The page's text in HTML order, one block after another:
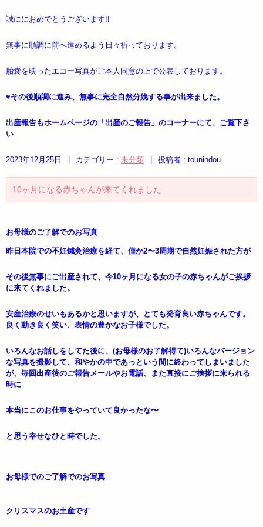
誠ににおめでとうございます!!
無事に順調に前へ進めるよう日々祈っております。
胎嚢を映ったエコー写真がご本人同意の上で公表しております。
♥️その後順調に進み、無事に完全自然分娩する事が出来ました。
出産報告もホームページの「出産のご報告」のコーナーにて、ご覧下さ
い
2023年12月25日 カテゴリー : 未分類 投稿者 : tounindou
10ヶ月になる赤ちゃんが来てくれました
お母様のご了解でのお写真
昨日本院での不妊鍼灸治療を経て、僅か2〜3周期で自然妊娠された方が
その後無事にご出産されて、今10ヶ月になる女の子の赤ちゃんがご挨拶
に来てくれました。
安産治療のせいもあるかと思いますが、とても発育良い赤ちゃんです。
良く動き良く笑い、表情の豊かなお子様でした。
いろんなお話しをしてた後に、(お母様のお了解得て)いろんなバージョン
な写真を撮影して、和やかの中であっという間に終わってしまいました
が、毎回出産後のご報告メールやお電話、また直接にご挨拶に来られる
時に
本当にこのお仕事をやっていて良かったな〜
と思う幸せなひと時でした。
お母様でのご了解でのお写真
クリスマスのお土産です